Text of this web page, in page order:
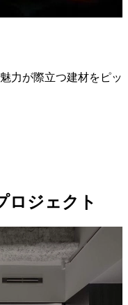
力が際立つ建材をピッ
ロジェクト